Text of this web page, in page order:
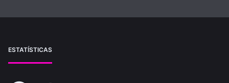
ESTATÍSTICAS